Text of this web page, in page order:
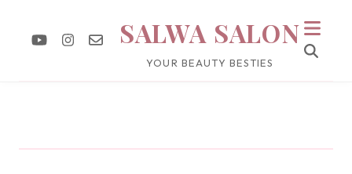
SALWA SALON
YOUR BEAUTY BESTIES